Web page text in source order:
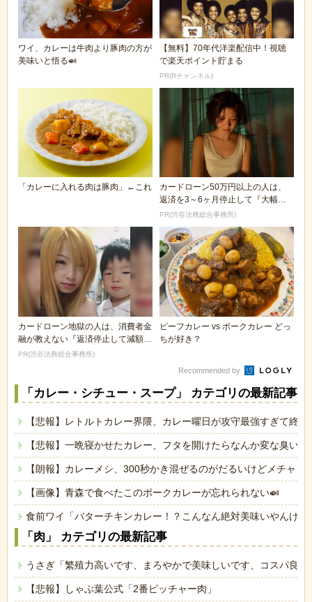
ワイ、カレーは牛肉より豚肉の方が
美味いと悟る🍛
【無料】70年代洋楽配信中！視聴
で楽天ポイント貯まる
PR(Rチャンネル)
「カレーに入れる肉は豚肉」←これ
カードローン50万円以上の人は、
返済を3～6ヶ月停止して『大幅に
減額してから返済...
PR(渋谷法務総合事務所)
カードローン地獄の人は、消費者金
融が教えない『返済停止して減額・
免除する方法』で...
PR(渋谷法務総合事務所)
ビーフカレー vs ポークカレー どっ
ちが好き？
Recommended by
「カレー・シチュー・スープ」 カテゴリの最新記事
【悲報】レトルトカレー界隈、カレー曜日が攻守最強すぎて終わ
【悲報】一晩寝かせたカレー、フタを開けたらなんか変な臭い
【朗報】カレーメシ、300秒かき混ぜるのがだるいけどメチャク
【画像】青森で食べたこのポークカレーが忘れられない🍛
食前ワイ「バターチキンカレー！？こんなん絶対美味いやんけ！
「肉」 カテゴリの最新記事
うさぎ「繁殖力高いです、まろやかで美味しいです、コスパ良
【悲報】しゃぶ葉公式「2番ピッチャー肉」